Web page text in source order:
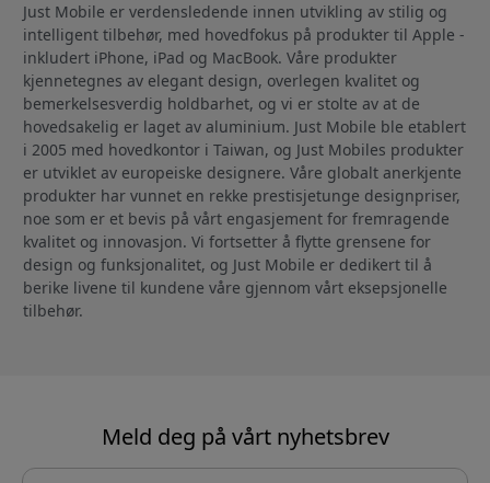
Just Mobile er verdensledende innen utvikling av stilig og
intelligent tilbehør, med hovedfokus på produkter til Apple -
inkludert iPhone, iPad og MacBook. Våre produkter
kjennetegnes av elegant design, overlegen kvalitet og
bemerkelsesverdig holdbarhet, og vi er stolte av at de
hovedsakelig er laget av aluminium. Just Mobile ble etablert
i 2005 med hovedkontor i Taiwan, og Just Mobiles produkter
er utviklet av europeiske designere. Våre globalt anerkjente
produkter har vunnet en rekke prestisjetunge designpriser,
noe som er et bevis på vårt engasjement for fremragende
kvalitet og innovasjon. Vi fortsetter å flytte grensene for
design og funksjonalitet, og Just Mobile er dedikert til å
berike livene til kundene våre gjennom vårt eksepsjonelle
tilbehør.
Meld deg på vårt nyhetsbrev